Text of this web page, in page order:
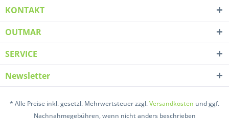
KONTAKT
OUTMAR
SERVICE
Newsletter
* Alle Preise inkl. gesetzl. Mehrwertsteuer zzgl.Versandkosten und ggf.
Nachnahmegebühren, wenn nicht anders beschrieben